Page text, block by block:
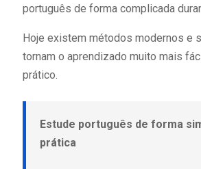
português de forma complicada
Hoje existem métodos modernos e
tornam o aprendizado muito mais
prático.
Estude português de forma
prática